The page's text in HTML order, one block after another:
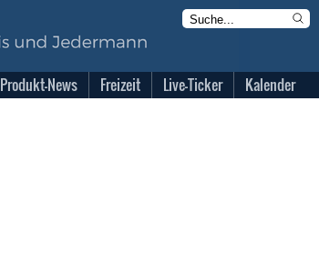
Produkt-News Freizeit Live-Ticker Kalender